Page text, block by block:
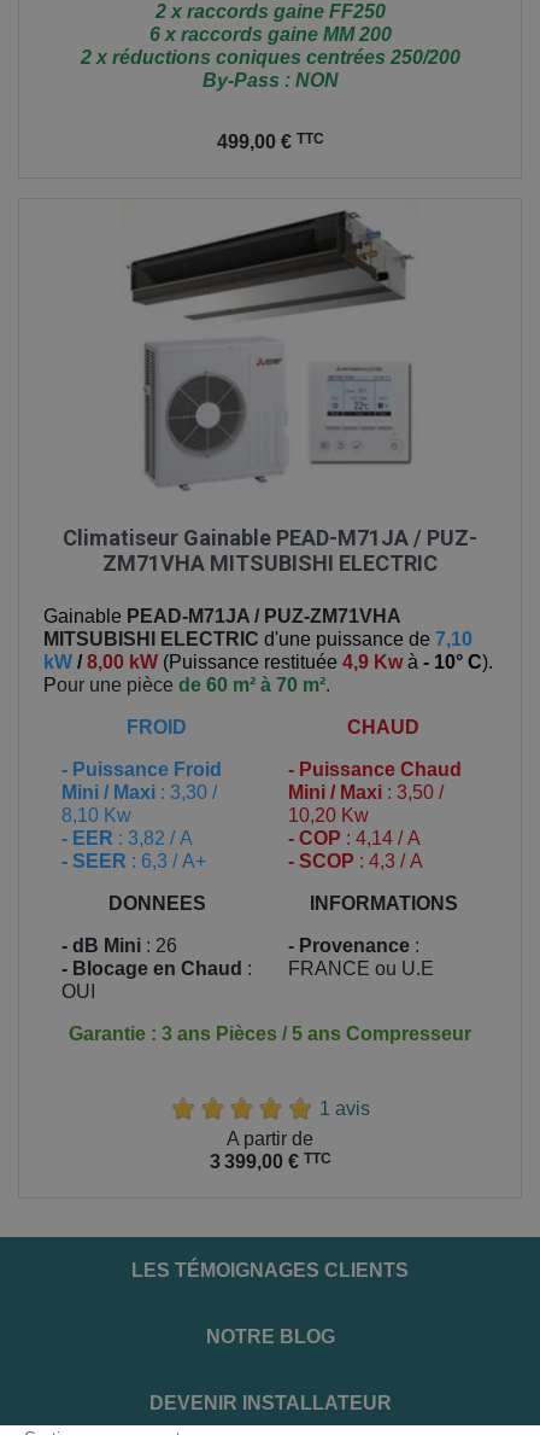
2 x raccords gaine FF250
6 x raccords gaine MM 200
2 x réductions coniques centrées 250/200
By-Pass : NON
499,00 € TTC
Climatiseur Gainable PEAD-M71JA / PUZ-
ZM71VHA MITSUBISHI ELECTRIC
Gainable PEAD-M71JA / PUZ-ZM71VHA
MITSUBISHI ELECTRIC d'une puissance de 7,10
kW /8,00 kW (Puissance restituée 4,9 Kwà - 10° C).
Pour une pièce de 60 m² à 70 m².
FROID
- Puissance Froid
Mini / Maxi : 3,30 /
8,10 Kw
- EER : 3,82 / A
- SEER : 6,3 / A+
CHAUD
- Puissance Chaud
Mini / Maxi : 3,50 /
10,20 Kw
- COP : 4,14 / A
- SCOP : 4,3 / A
DONNEES
- dB Mini : 26
- Blocage en Chaud :
OUI
INFORMATIONS
- Provenance :
FRANCE ou U.E
Garantie : 3 ans Pièces / 5 ans Compresseur
1 avis
A partir de
3 399,00 € TTC
LES TÉMOIGNAGES CLIENTS
NOTRE BLOG
DEVENIR INSTALLATEUR